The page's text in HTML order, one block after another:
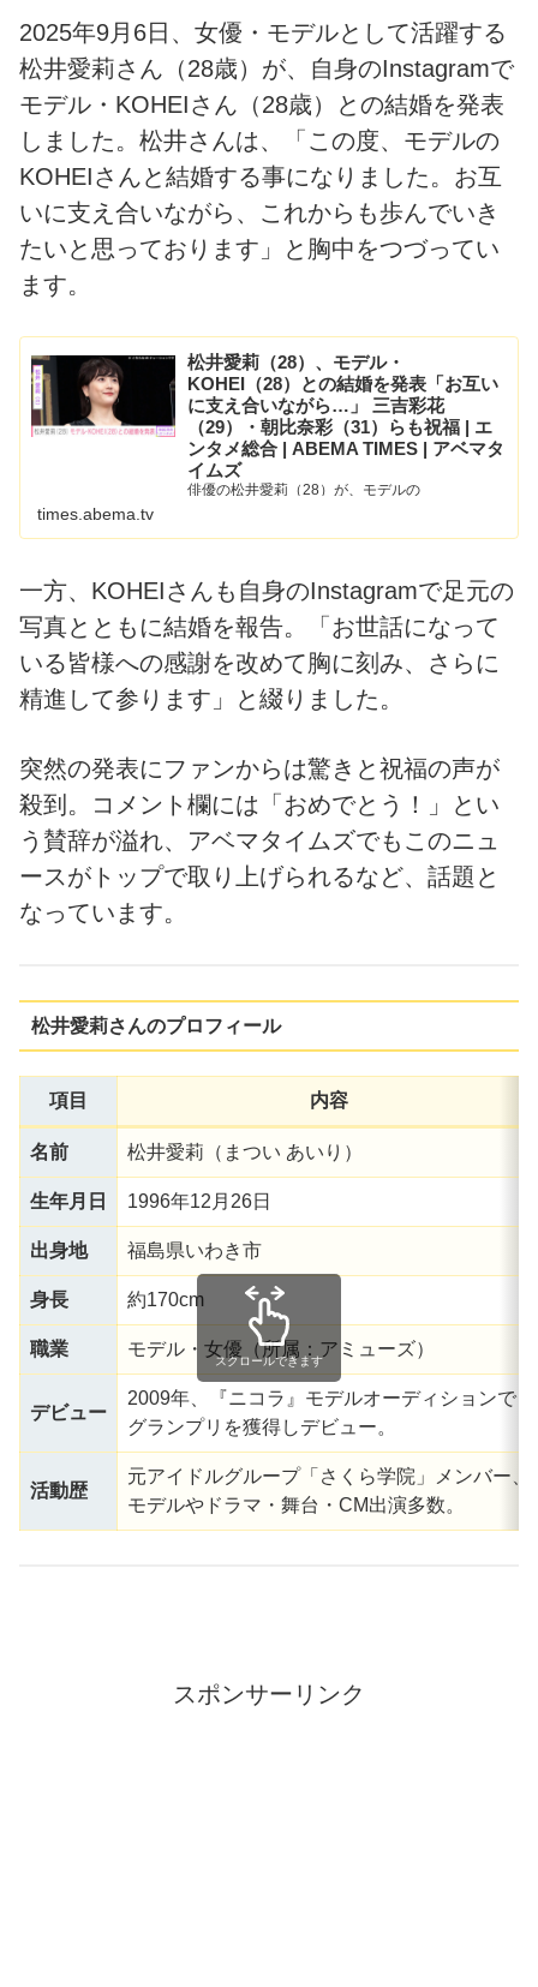
2025年9月6日、女優・モデルとして活躍する
松井愛莉さん（28歳）が、自身のInstagramで
モデル・KOHEIさん（28歳）との結婚を発表
しました。松井さんは、「この度、モデルの
KOHEIさんと結婚する事になりました。お互
いに支え合いながら、これからも歩んでいき
たいと思っております」と胸中をつづってい
ます。
松井愛莉（28）、モデル・
KOHEI（28）との結婚を発表「お互い
に支え合いながら…」 三吉彩花
（29）・朝比奈彩（31）らも祝福 | エ
ンタメ総合 | ABEMA TIMES | アベマタ
イムズ
俳優の松井愛莉（28）が、モデルの
デルのKOHEIさんと結婚する事になりました。お
times.abema.tv
一方、KOHEIさんも自身のInstagramで足元の
写真とともに結婚を報告。「お世話になって
いる皆様への感謝を改めて胸に刻み、さらに
精進して参ります」と綴りました。
突然の発表にファンからは驚きと祝福の声が
殺到。コメント欄には「おめでとう！」とい
う賛辞が溢れ、アベマタイムズでもこのニュ
ースがトップで取り上げられるなど、話題と
なっています。
松井愛莉さんのプロフィール
項目 内容
名前 松井愛莉（まつい あいり）
生年月日 1996年12月26日
出身地 福島県いわき市
身長 約170cm
職業 モデル・女優（所属：アミューズ）
デビュー
2009年、『ニコラ』モデルオーディションで
グランプリを獲得しデビュー。
活動歴
元アイドルグループ「さくら学院」メンバー、
モデルやドラマ・舞台・CM出演多数。
スクロールできます
スポンサーリンク